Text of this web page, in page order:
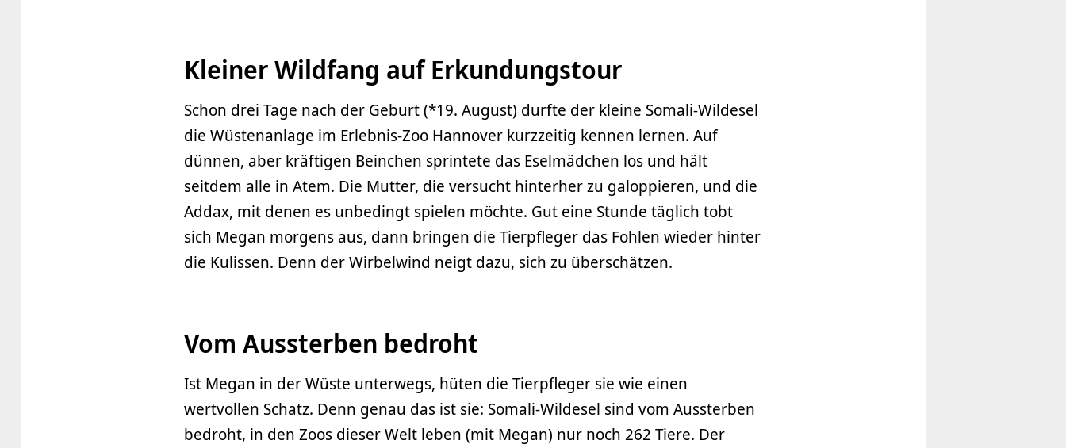
Kleiner Wildfang auf Erkundungstour
Schon drei Tage nach der Geburt (*19. August) durfte der kleine Somali-Wildesel
die Wüstenanlage im Erlebnis-Zoo Hannover kurzzeitig kennen lernen. Auf
dünnen, aber kräftigen Beinchen sprintete das Eselmädchen los und hält
seitdem alle in Atem. Die Mutter, die versucht hinterher zu galoppieren, und die
Addax, mit denen es unbedingt spielen möchte. Gut eine Stunde täglich tobt
sich Megan morgens aus, dann bringen die Tierpfleger das Fohlen wieder hinter
die Kulissen. Denn der Wirbelwind neigt dazu, sich zu überschätzen.
Vom Aussterben bedroht
Ist Megan in der Wüste unterwegs, hüten die Tierpfleger sie wie einen
wertvollen Schatz. Denn genau das ist sie: Somali-Wildesel sind vom Aussterben
bedroht, in den Zoos dieser Welt leben (mit Megan) nur noch 262 Tiere. Der